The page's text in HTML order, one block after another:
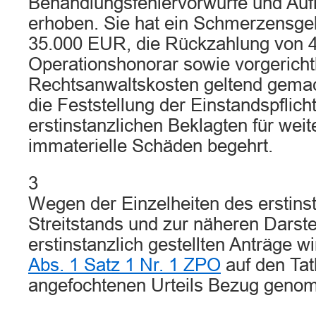
erhoben. Sie hat ein
35.000 EUR, die Rückzahlung von
Operationshonorar sowie
Rechtsanwaltskosten geltend
die Feststellung der
erstinstanzlichen Beklagten für
immaterielle Schäden begehrt.
3
Wegen der Einzelheiten des
Streitstands und zur näheren
erstinstanzlich gestellten Anträge
Abs. 1 Satz 1 Nr. 1 ZPO auf den
angefochtenen Urteils Bezug